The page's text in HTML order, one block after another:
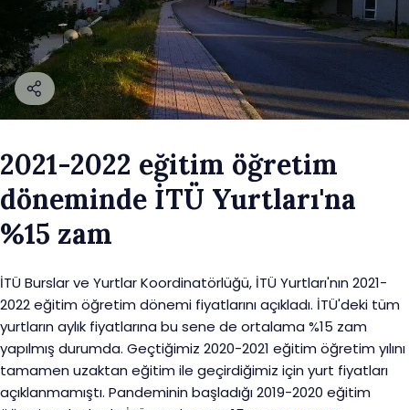
2021-2022 eğitim öğretim
döneminde İTÜ Yurtları'na
%15 zam
İTÜ Burslar ve Yurtlar Koordinatörlüğü, İTÜ Yurtları'nın 2021-
2022 eğitim öğretim dönemi fiyatlarını açıkladı. İTÜ'deki tüm
yurtların aylık fiyatlarına bu sene de ortalama %15 zam
yapılmış durumda. Geçtiğimiz 2020-2021 eğitim öğretim yılını
tamamen uzaktan eğitim ile geçirdiğimiz için yurt fiyatları
açıklanmamıştı. Pandeminin başladığı 2019-2020 eğitim